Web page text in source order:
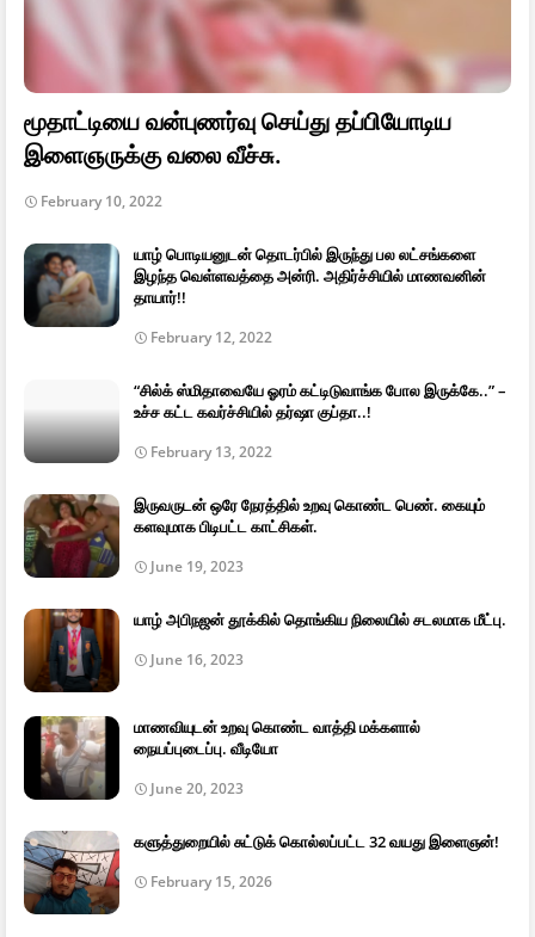
மூதாட்டியை வன்புணர்வு செய்து தப்பியோடிய
இளைஞருக்கு வலை வீச்சு.
February 10, 2022
யாழ் பொடியனுடன் தொடர்பில் இருந்து பல லட்சங்களை
இழந்த வெள்ளவத்தை அன்ரி. அதிர்ச்சியில் மாணவனின்
தாயார்!!
February 12, 2022
“சில்க் ஸ்மிதாவையே ஓரம் கட்டிடுவாங்க போல இருக்கே..” –
உச்ச கட்ட கவர்ச்சியில் தர்ஷா குப்தா..!
February 13, 2022
இருவருடன் ஒரே நேரத்தில் உறவு கொண்ட பெண். கையும்
களவுமாக பிடிபட்ட காட்சிகள்.
June 19, 2023
யாழ் அபிநஜன் தூக்கில் தொங்கிய நிலையில் சடலமாக மீட்பு.
June 16, 2023
மாணவியுடன் உறவு கொண்ட வாத்தி மக்களால்
நையப்புடைப்பு. வீடியோ
June 20, 2023
களுத்துறையில் சுட்டுக் கொல்லப்பட்ட 32 வயது இளைஞன்!
February 15, 2026